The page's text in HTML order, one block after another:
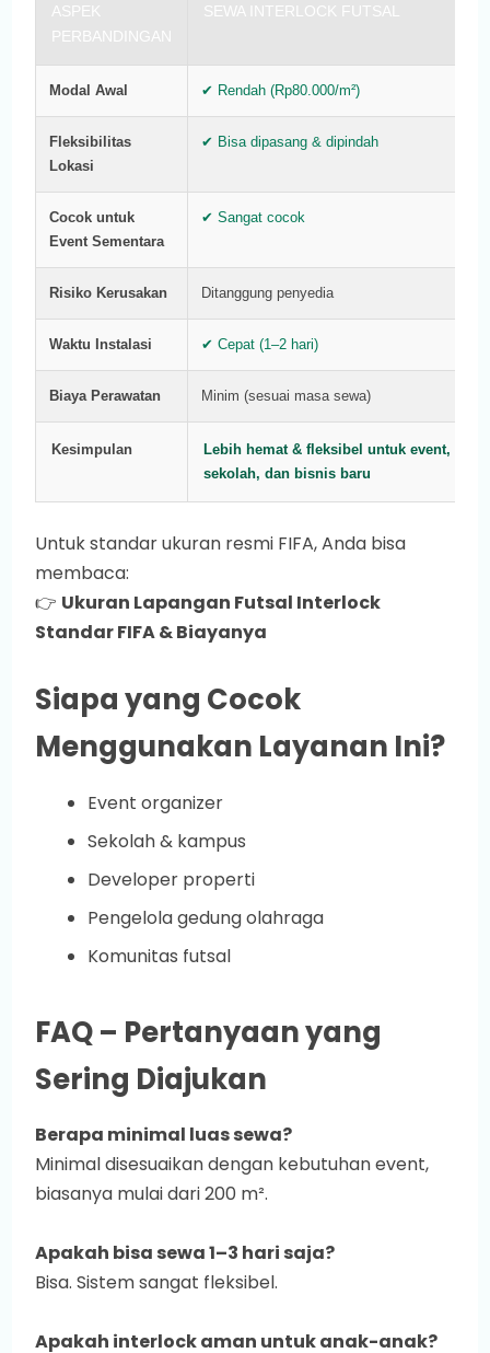
ASPEK
PERBANDINGAN
SEWA INTERLOCK FUTSAL
Modal Awal ✔ Rendah (Rp80.000/m²)
Fleksibilitas
Lokasi
✔ Bisa dipasang & dipindah
Cocok untuk
Event Sementara
✔ Sangat cocok
Risiko Kerusakan Ditanggung penyedia
Waktu Instalasi ✔ Cepat (1–2 hari)
Biaya Perawatan Minim (sesuai masa sewa)
Kesimpulan
Lebih hemat & fleksibel untuk event,
sekolah, dan bisnis baru
Untuk standar ukuran resmi FIFA, Anda bisa
membaca:
👉 Ukuran Lapangan Futsal Interlock
Standar FIFA & Biayanya
Siapa yang Cocok
Menggunakan Layanan Ini?
Event organizer
Sekolah & kampus
Developer properti
Pengelola gedung olahraga
Komunitas futsal
FAQ – Pertanyaan yang
Sering Diajukan
Berapa minimal luas sewa?
Minimal disesuaikan dengan kebutuhan event,
biasanya mulai dari 200 m².
Apakah bisa sewa 1–3 hari saja?
Bisa. Sistem sangat fleksibel.
Apakah interlock aman untuk anak-anak?